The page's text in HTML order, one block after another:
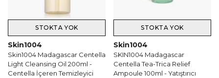
STOKTA YOK
Skin1004
Skin1004 Madagascar Centella
Light Cleansing Oil 200ml -
Centella İçeren Temizleyici
STOKTA YOK
Skin1004
SKIN1004 Madagascar
Centella Tea-Trica Relief
Ampoule 100ml - Yatıştırıcı